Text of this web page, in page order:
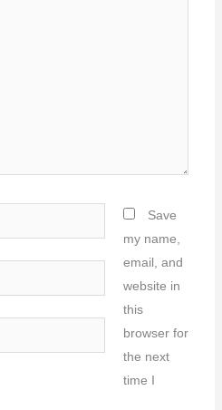
Save
my name,
email, and
website in
this
browser for
the next
time I